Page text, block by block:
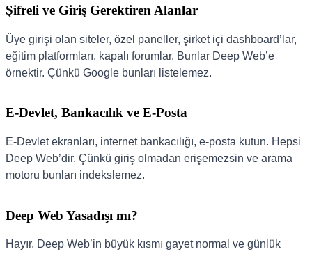
Şifreli ve Giriş Gerektiren Alanlar
Üye girişi olan siteler, özel paneller, şirket içi dashboard’lar,
eğitim platformları, kapalı forumlar. Bunlar Deep Web’e
örnektir. Çünkü Google bunları listelemez.
E-Devlet, Bankacılık ve E-Posta
E-Devlet ekranları, internet bankacılığı, e-posta kutun. Hepsi
Deep Web’dir. Çünkü giriş olmadan erişemezsin ve arama
motoru bunları indekslemez.
Deep Web Yasadışı mı?
Hayır. Deep Web’in büyük kısmı gayet normal ve günlük